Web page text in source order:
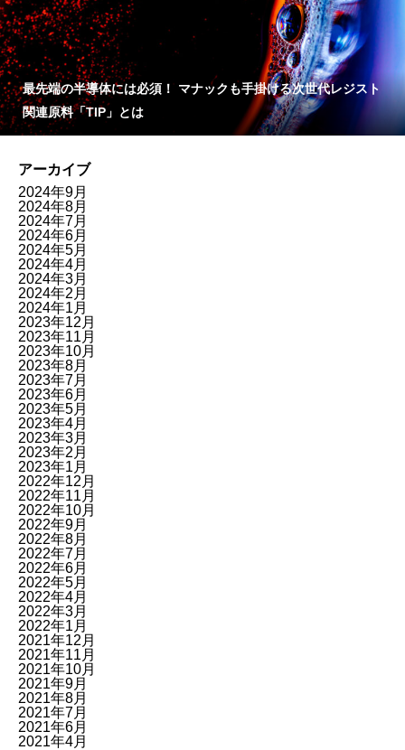
最先端の半導体には必須！ マナックも手掛ける次世代レジスト
関連原料「TIP」とは
アーカイブ
2024年9月
2024年8月
2024年7月
2024年6月
2024年5月
2024年4月
2024年3月
2024年2月
2024年1月
2023年12月
2023年11月
2023年10月
2023年8月
2023年7月
2023年6月
2023年5月
2023年4月
2023年3月
2023年2月
2023年1月
2022年12月
2022年11月
2022年10月
2022年9月
2022年8月
2022年7月
2022年6月
2022年5月
2022年4月
2022年3月
2022年1月
2021年12月
2021年11月
2021年10月
2021年9月
2021年8月
2021年7月
2021年6月
2021年4月